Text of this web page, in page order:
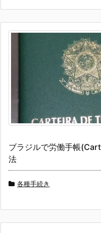
ブラジルで労働手帳
法
各種手続き